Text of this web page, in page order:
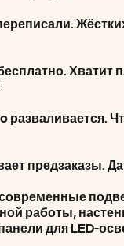
Хватит
разваливается.
предзаказы.
современные
работы,
для LED-